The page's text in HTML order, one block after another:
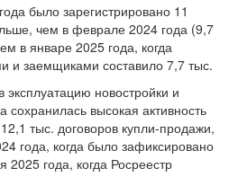
было зарегистрировано 11
чем в феврале 2024 года (9,7
в январе 2025 года, когда
и заемщиками составило 7,7 тыс.
новостройки и
высокая активность
тыс. договоров купли-продажи,
года, когда было зафиксировано
2025 года, когда Росреестр